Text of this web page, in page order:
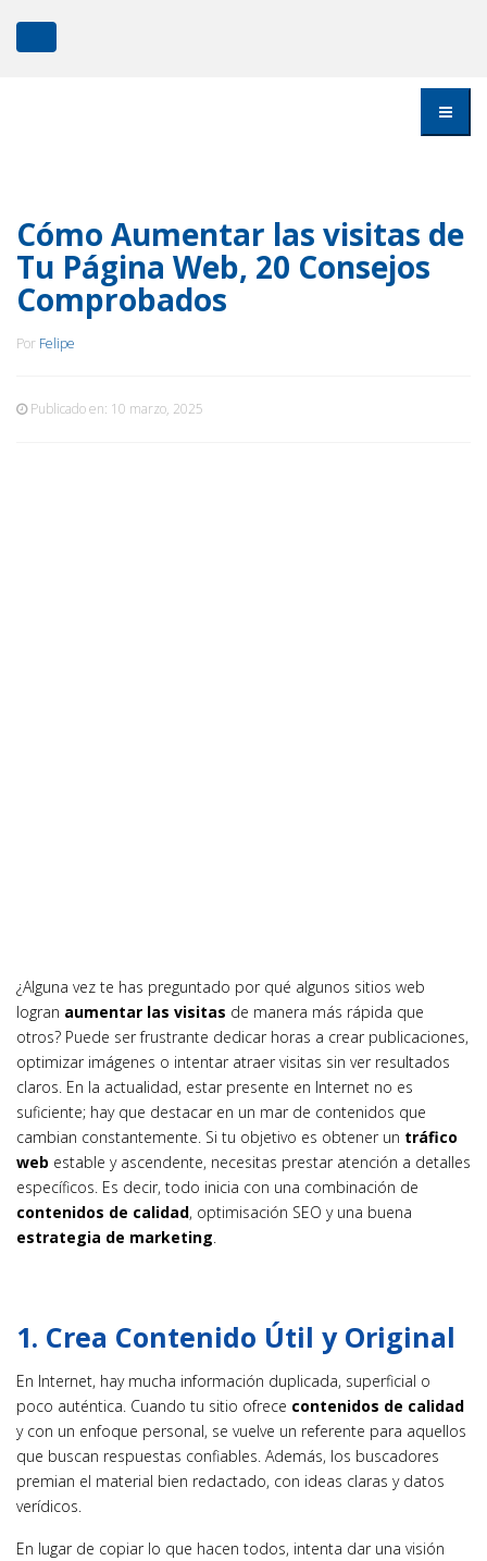
Cómo Aumentar las visitas de
Tu Página Web, 20 Consejos
Comprobados
Por Felipe
Publicado en: 10 marzo, 2025
¿Alguna vez te has preguntado por qué algunos sitios web
logran aumentar las visitas de manera más rápida que
otros? Puede ser frustrante dedicar horas a crear publicaciones,
optimizar imágenes o intentar atraer visitas sin ver resultados
claros. En la actualidad, estar presente en Internet no es
suficiente; hay que destacar en un mar de contenidos que
cambian constantemente. Si tu objetivo es obtener un tráfico
web estable y ascendente, necesitas prestar atención a detalles
específicos. Es decir, todo inicia con una combinación de
contenidos de calidad, optimisación SEO y una buena
estrategia de marketing.
1. Crea Contenido Útil y Original
En Internet, hay mucha información duplicada, superficial o
poco auténtica. Cuando tu sitio ofrece contenidos de calidad
y con un enfoque personal, se vuelve un referente para aquellos
que buscan respuestas confiables. Además, los buscadores
premian el material bien redactado, con ideas claras y datos
verídicos.
En lugar de copiar lo que hacen todos, intenta dar una visión